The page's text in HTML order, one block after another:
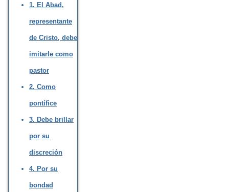
1. El Abad,
representante
de Cristo, debe
imitarle como
pastor
2. Como
pontífice
3. Debe brillar
por su
discreción
4. Por su
bondad